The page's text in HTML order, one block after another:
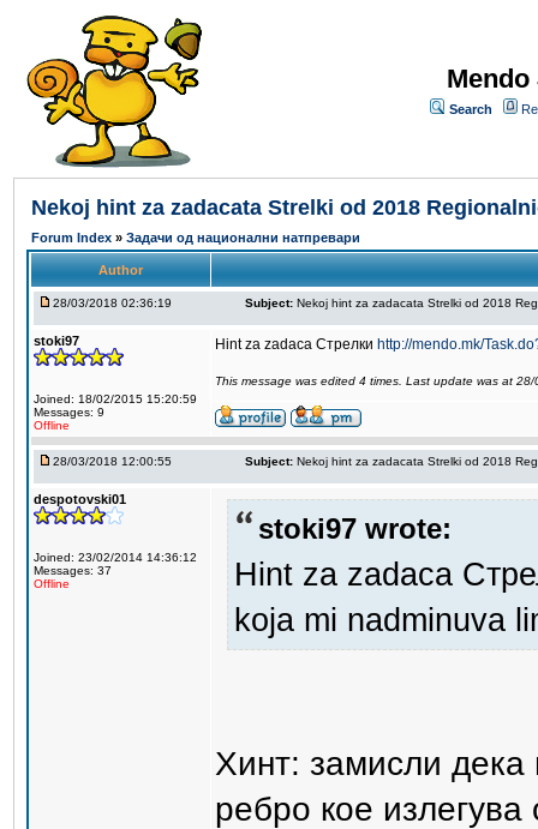
Search
Nekoj hint za zadacata Strelki od 2018
Forum Index » Задачи од национални натпревари
Author
28/03/2018 02:36:19 Subject: Nekoj hint za zadacata Strelki od 2018
stoki97
Joined: 18/02/2015 15:20:59
Messages: 9
Offline
Hint za zadaca Стрелки http://mendo.mk/
This message was edited 4 times. Last update was at
28/03/2018 12:00:55 Subject: Nekoj hint za zadacata Strelki od 2018
despotovski01
Joined: 23/02/2014 14:36:12
Messages: 37
Offline
stoki97 wrote:
Hint za zadaca
koja mi nadminuva
Хинт: замисли
ребро кое